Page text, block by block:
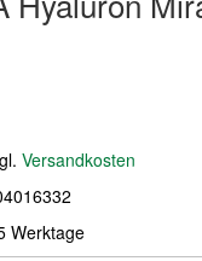
Versandkosten
Werktage